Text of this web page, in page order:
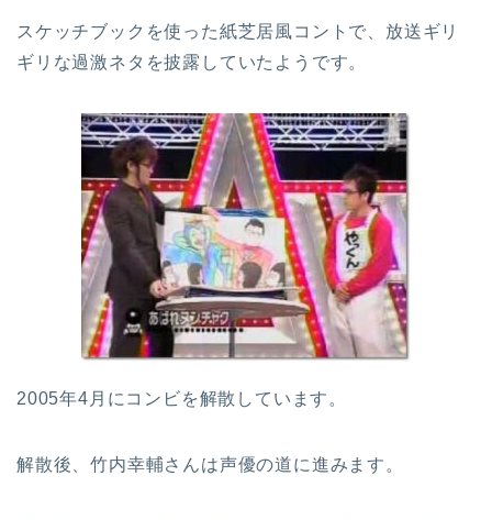
スケッチブックを使った紙芝居風コントで、放送ギリ
ギリな過激ネタを披露していたようです。
2005年4月にコンビを解散しています。
解散後、竹内幸輔さんは声優の道に進みます。